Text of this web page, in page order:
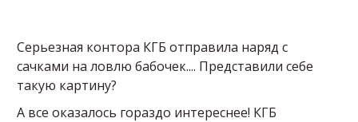
Серьезная контора КГБ отправила наряд с
сачками на ловлю бабочек.... Представили себе
такую картину?
А все оказалось гораздо интереснее! КГБ